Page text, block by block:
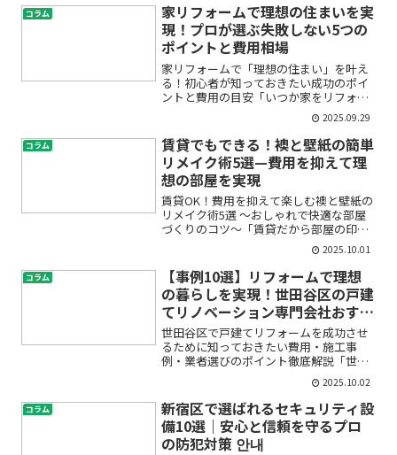
コラム
家リフォームで理想の住まいを実
現！プロが選ぶ失敗しない5つの
ポイントと費用相場
家リフォームで「理想の住まい」を叶え
る！初心者が知っておきたい成功のポイ
ントと費用の目安「いつか家をリフォー
ムしたい」「もっと快適に暮らせる住ま
いにしたい」とお考えではありません
か？でも実際にリフォームを検討し始め
ると、「費用はどれくらいか...
2025.09.29
コラム
賃貸でもできる！襖と壁紙の簡単
リメイク術5選—費用を抑えて理
想の部屋を実現
賃貸OK！費用を抑えて楽しむ襖と壁紙の
リメイク術5選 ～おしゃれで快適な部屋
づくりのコツ～「賃貸だから部屋の印象
を変えるなんて無理…」「和室の襖や地
味な壁紙が気になるけど、退去時のこと
が不安」そんな悩みをお持ちではありま
せんか？実は、原状回...
2025.10.01
コラム
【事例10選】リフォームで理想
の暮らしを実現！世田谷区の戸建
てリノベーション専門会社おすす
めガイド
世田谷区で戸建てリフォームを成功させ
るために知っておきたい費用・施工事
例・業者選びのポイント徹底解説「世田
谷区で戸建てのリフォームを考えている
けれど、費用はどれくらいかかるの？」
「どんな施工事例があるの？」「業者選
びに失敗しないコツが知りた...
2025.10.02
コラム
新宿区で選ばれるセキュリティ設
備10選｜安心と信頼を守るプロ
の防犯対策 안내